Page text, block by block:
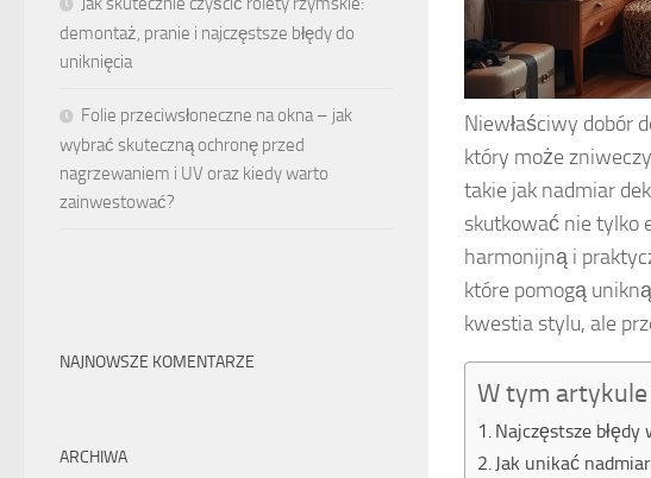
Niewłaściwy dobór
który może
takie jak nadmiar
skutkować nie tylko
harmonijną i
które pomogą
kwestia stylu, ale
W tym
Najczęstsze
Jak unikać
demontaż, pranie i najczęstsze błędy do
uniknięcia
Folie przeciwsłoneczne na okna – jak
wybrać skuteczną ochronę przed
nagrzewaniem i UV oraz kiedy warto
zainwestować?
NAJNOWSZE KOMENTARZE
ARCHIWA